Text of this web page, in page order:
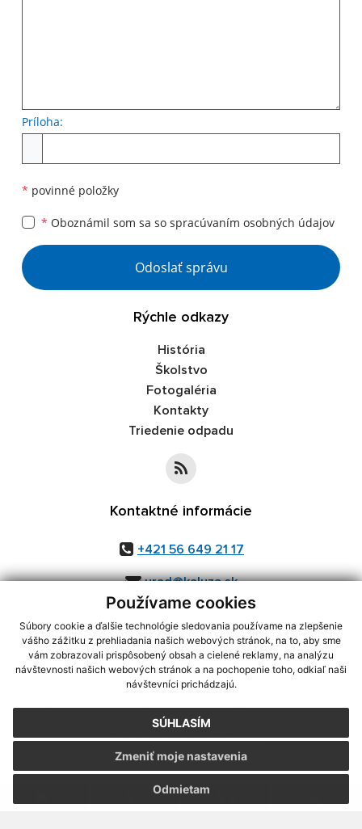
Používame cookies
Súbory cookie a ďalšie technológie sledovania používame na zlepšenie
vášho zážitku z prehliadania našich webových stránok, na to, aby sme
vám zobrazovali prispôsobený obsah a cielené reklamy, na analýzu
návštevnosti našich webových stránok a na pochopenie toho, odkiaľ naši
návštevníci prichádzajú.
SÚHLASÍM
Odmietam
Zmeniť moje nastavenia
Príloha:
* povinné položky
* Oboznámil som sa so spracúvaním osobných údajov
Google reCaptcha Response
Odoslať správu
Rýchle odkazy
História
Školstvo
Fotogaléria
Kontakty
Triedenie odpadu
Kontaktné informácie
+421 56 649 21 17
urad@kaluza.sk
využite možnosť získavania aktuálnych informácií s využitím RSS
CMS systém (redakčný) systém ECHELON 2,Mapa stránok,web portál
webex.digital, s.r.o.,domény,registrácia domény
Posledná aktualizácia:05.08.2026
Vytlačiť stránku|Vyhlásenie o prístupnosti